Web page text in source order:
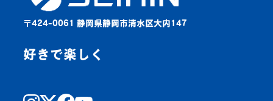
〒424-0061 静岡県静岡市清水区大内147
好きで楽しく